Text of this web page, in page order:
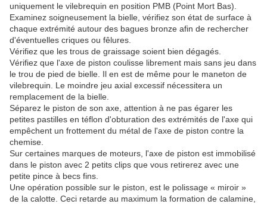
uniquement le vilebrequin en position PMB (Point Mort Bas).
Examinez soigneusement la bielle, vérifiez son état de surface à
chaque extrémité autour des bagues bronze afin de rechercher
d'éventuelles criques ou fêlures.
Vérifiez que les trous de graissage soient bien dégagés.
Vérifiez que l'axe de piston coulisse librement mais sans jeu dans
le trou de pied de bielle. Il en est de même pour le maneton de
vilebrequin. Le moindre jeu axial excessif nécessitera un
remplacement de la bielle.
Séparez le piston de son axe, attention à ne pas égarer les
petites pastilles en téflon d'obturation des extrémités de l'axe qui
empêchent un frottement du métal de l'axe de piston contre la
chemise.
Sur certaines marques de moteurs, l'axe de piston est immobilisé
dans le piston avec 2 petits clips que vous retirerez avec une
petite pince à becs fins.
Une opération possible sur le piston, est le polissage « miroir »
de la calotte. Ceci retarde au maximum la formation de calamine,